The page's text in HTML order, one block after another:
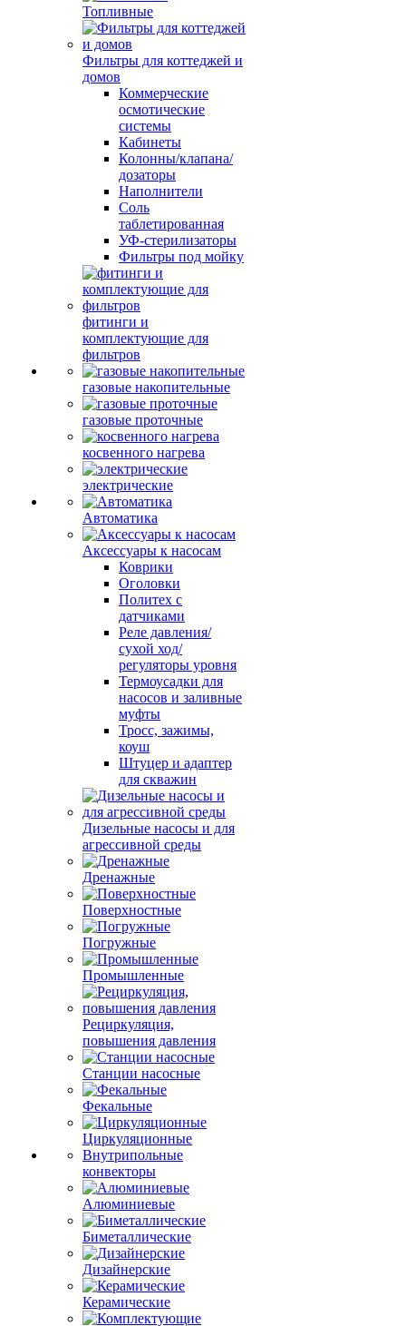
Топливные
Фильтры для коттеджей и
домов
Коммерческие
осмотические
системы
Кабинеты
Колонны/клапана/
дозаторы
Наполнители
Соль
таблетированная
УФ-стерилизаторы
Фильтры под мойку
фитинги и
комплектующие для
фильтров
газовые накопительные
газовые проточные
косвенного нагрева
электрические
Автоматика
Аксессуары к насосам
Коврики
Оголовки
Политех с
датчиками
Реле давления/
сухой ход/
регуляторы уровня
Термоусадки для
насосов и заливные
муфты
Тросс, зажимы,
коуш
Штуцер и адаптер
для скважин
Дизельные насосы и для
агрессивной среды
Дренажные
Поверхностные
Погружные
Промышленные
Рециркуляция,
повышения давления
Станции насосные
Фекальные
Циркуляционные
Внутрипольные
конвекторы
Алюминиевые
Биметаллические
Дизайнерские
Керамические